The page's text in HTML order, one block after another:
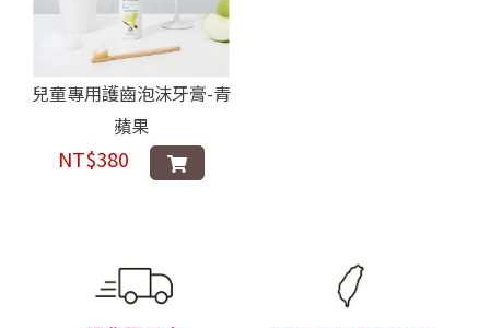
兒童專用護齒泡沫牙膏-青
蘋果
NT$380